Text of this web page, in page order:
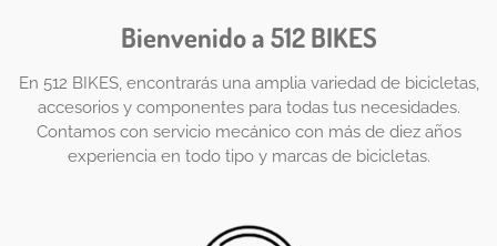
Bienvenido a 512 BIKES
En 512 BIKES, encontrarás una amplia variedad de bicicletas,
accesorios y componentes para todas tus necesidades.
Contamos con servicio mecánico con más de diez años
experiencia en todo tipo y marcas de bicicletas.